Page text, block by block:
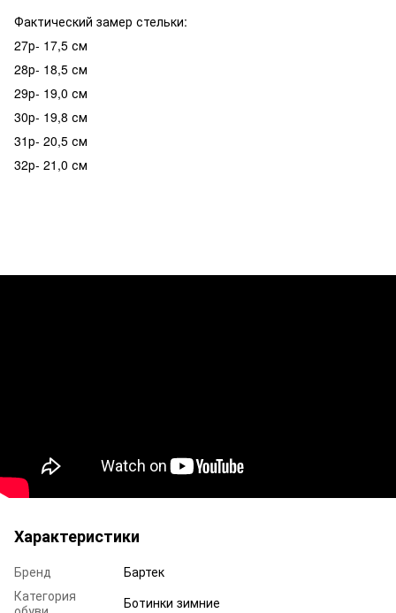
Фактический замер стельки:
27р- 17,5 см
28р- 18,5 см
29р- 19,0 см
30р- 19,8 см
31р- 20,5 см
32р- 21,0 см
Характеристики
Бренд
Бартек
Категория
Ботинки зимние